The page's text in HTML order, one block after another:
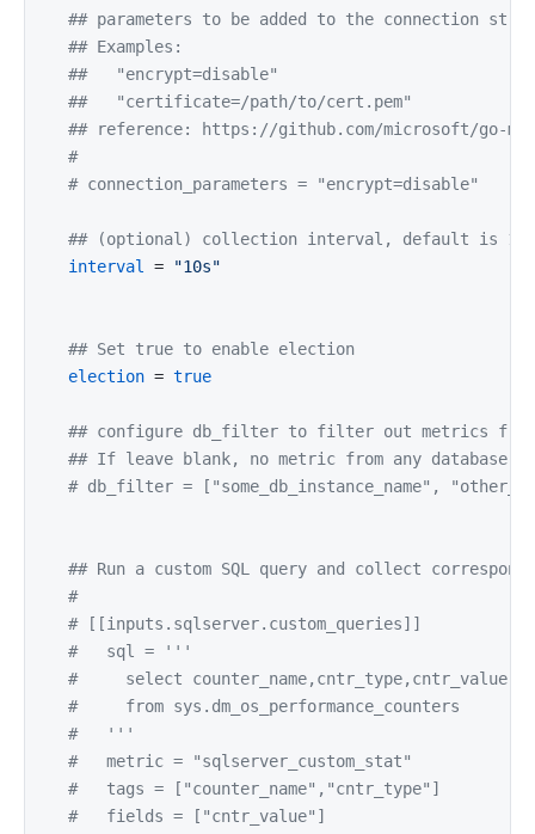
## parameters to be added to the connection
## Examples:
##   "encrypt=disable"
##   "certificate=/path/to/cert.pem"
## reference: https://github.com/microsoft/go-
#
# connection_parameters = "encrypt=disable"
## (optional) collection interval, default is 10s
interval = "10s"
## Set true to enable election
election = true
## configure db_filter to filter out metrics from
## If leave blank, no metric from any
# db_filter = ["some_db_instance_name",
## Run a custom SQL query and collect
#
# [[inputs.sqlserver.custom_queries]]
#   sql = '''
#     select counter_name,cntr_type,cntr_value
#     from sys.dm_os_performance_counters
#   '''
#   metric = "sqlserver_custom_stat"
#   tags = ["counter_name","cntr_type"]
#   fields = ["cntr_value"]